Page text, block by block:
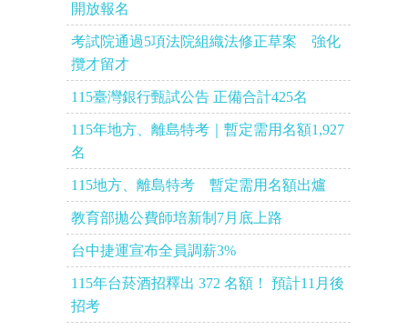
開放報名
考試院通過5項法院組織法修正草案 強化
攬才留才
115臺灣銀行甄試公告 正備合計425名
115年地方、離島特考｜暫定需用名額1,927
名
115地方、離島特考 暫定需用名額出爐
教育部拋公費師培新制7月底上路
台中捷運宣布全員調薪3%
115年台菸酒招釋出 372 名額！ 預計11月後
招考